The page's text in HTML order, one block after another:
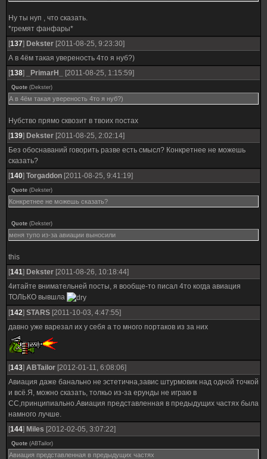
Ну ты нуп , что сказать.
*гремят фанфары*
[137] Dekster [2011-08-25, 9:23:30]
А в 4ём такая увереность 4то я нуб?)
[138] _PrimarH_ [2011-08-25, 1:15:59]
Quote (Dekster)
А в 4ём такая увереность 4то я нуб?)
Нубство прямо сквозит в твоих постах
[139] Dekster [2011-08-25, 2:02:14]
Без обоснаваний говорить разве есть смысл? Конкретнее не можешь
сказать?
[140] Torgaddon [2011-08-25, 9:41:19]
Quote (Dekster)
Конкретнее не можешь сказать?
Quote (Dekster)
меня тупо из-за авиации выносили
this
[141] Dekster [2011-08-26, 10:18:44]
4итайте внимательней посты, я вообще-то писал 4то когда авиация
ТОЛЬКО вывшла
[142] STARS [2011-10-03, 4:47:55]
давно уже варезал их у себя а то много портаков из за них
[143] ABTailor [2012-01-11, 6:08:06]
Авиация даже банально не эстетична,завис штурмовик над одной точкой
и всё.Я, можно сказать, толкьо из-за ерунды не играю в
СС,принципиально.Авиация представленная в предыдущих частях была
намного лучше.
[144] Miles [2012-02-05, 3:07:22]
Quote (ABTailor)
Авиация представленная в предыдущих частях